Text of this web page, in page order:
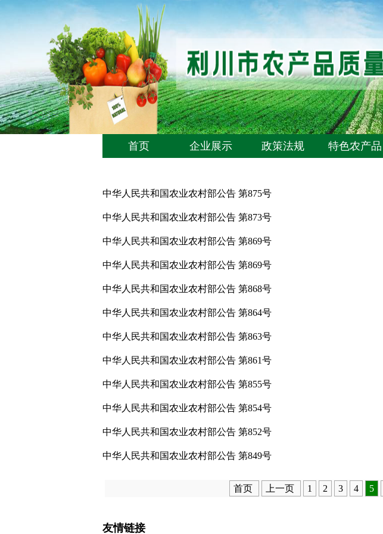
首页 企业展示 政策法规 特色农产品
中华人民共和国农业农村部公告 第875号
中华人民共和国农业农村部公告 第873号
中华人民共和国农业农村部公告 第869号
中华人民共和国农业农村部公告 第869号
中华人民共和国农业农村部公告 第868号
中华人民共和国农业农村部公告 第864号
中华人民共和国农业农村部公告 第863号
中华人民共和国农业农村部公告 第861号
中华人民共和国农业农村部公告 第855号
中华人民共和国农业农村部公告 第854号
中华人民共和国农业农村部公告 第852号
中华人民共和国农业农村部公告 第849号
首页 上一页 1 2 3 4 5
友情链接